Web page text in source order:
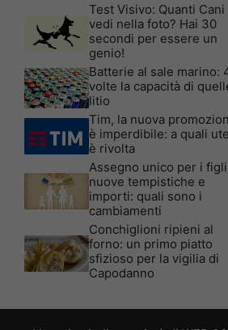
Test Visivo: Quanti Cani
vedi nella foto? Hai 30
secondi per essere un
genio!
Batterie al sale marino:
volte la capacità di
litio
Tim, la nuova
è imperdibile: a quali
è rivolta
Assegno unico per i
nuove tempistiche e
importi: quali sono i
cambiamenti
Conchiglioni ripieni al
forno: un primo piatto
sfizioso per la vigilia di
Capodanno